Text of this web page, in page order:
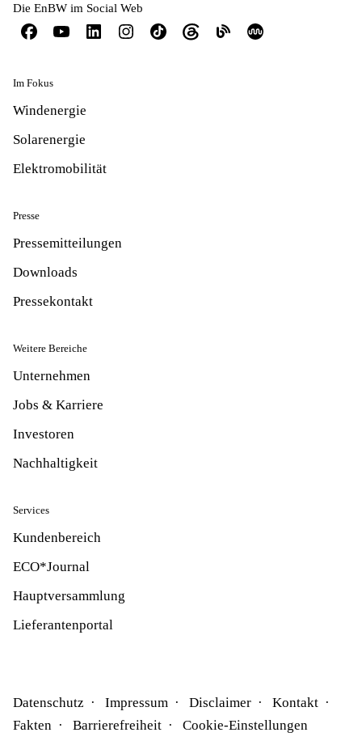
Die EnBW im Social Web
Im Fokus
Windenergie
Solarenergie
Elektromobilität
Presse
Pressemitteilungen
Downloads
Pressekontakt
Weitere Bereiche
Unternehmen
Jobs & Karriere
Investoren
Nachhaltigkeit
Services
Kundenbereich
ECO*Journal
Hauptversammlung
Lieferantenportal
Datenschutz Impressum Disclaimer
Kontakt
Fakten
Barrierefreiheit Cookie-Einstellungen